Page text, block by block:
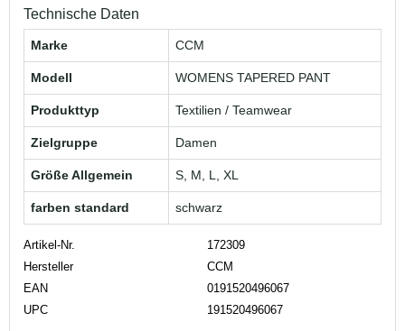
Technische Daten
Marke CCM
Modell WOMENS TAPERED PANT
Produkttyp Textilien / Teamwear
Zielgruppe Damen
Größe Allgemein S, M, L, XL
farben standard schwarz
Artikel-Nr.
172309
Hersteller
CCM
EAN
0191520496067
UPC
191520496067